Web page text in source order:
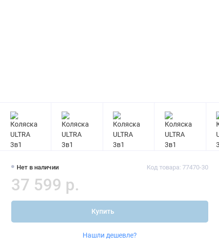
Нет в наличии Код товара: 77470-30
37 599 р.
Купить
Нашли дешевле?